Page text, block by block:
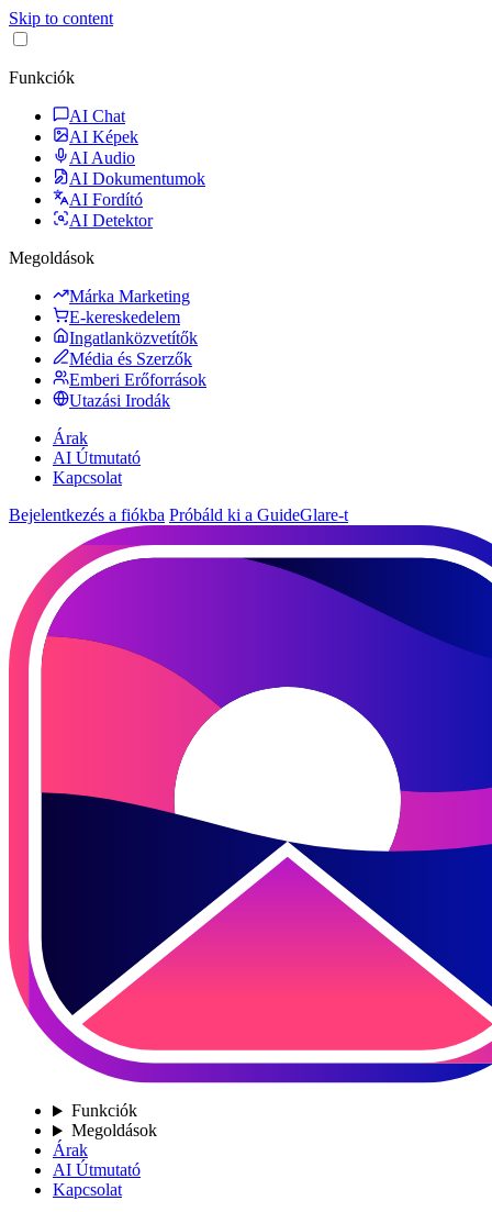
Skip to content
Funkciók
AI Chat
AI Képek
AI Audio
AI Dokumentumok
AI Fordító
AI Detektor
Megoldások
Márka Marketing
E-kereskedelem
Ingatlanközvetítők
Média és Szerzők
Emberi Erőforrások
Utazási Irodák
Árak
AI Útmutató
Kapcsolat
Bejelentkezés a fiókba Próbáld ki a GuideGlare-t
Funkciók
Megoldások
Árak
AI Útmutató
Kapcsolat